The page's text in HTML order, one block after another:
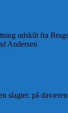
udskilt fra
Andersen
slagter. på